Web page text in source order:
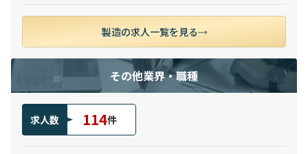
製造の求人一覧を見る
その他業界・職種
求人数 114件